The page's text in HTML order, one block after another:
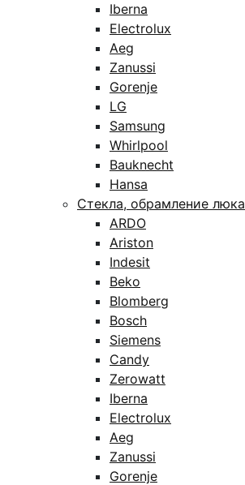
Iberna
Electrolux
Aeg
Zanussi
Gorenje
LG
Samsung
Whirlpool
Bauknecht
Hansa
Стекла, обрамление люка
ARDO
Ariston
Indesit
Beko
Blomberg
Bosch
Siemens
Candy
Zerowatt
Iberna
Electrolux
Aeg
Zanussi
Gorenje